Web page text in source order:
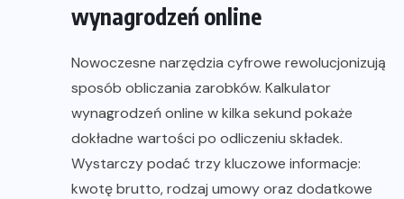
wynagrodzeń online
Nowoczesne narzędzia cyfrowe rewolucjonizują
sposób obliczania zarobków. Kalkulator
wynagrodzeń online w kilka sekund pokaże
dokładne wartości po odliczeniu składek.
Wystarczy podać trzy kluczowe informacje:
kwotę brutto, rodzaj umowy oraz dodatkowe